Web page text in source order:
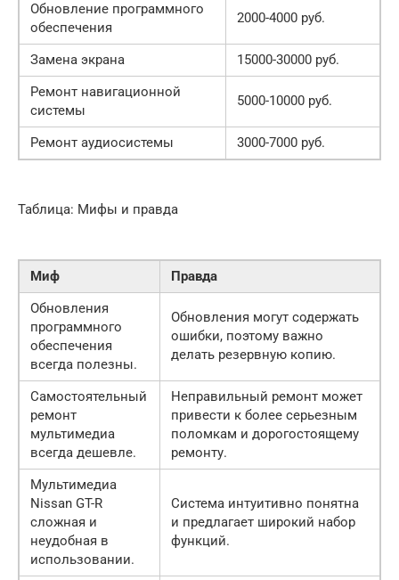
Обновление программного
обеспечения
2000-4000 руб.
Замена экрана
15000-30000 руб.
Ремонт навигационной
системы
5000-10000 руб.
Ремонт аудиосистемы 3000-7000 руб.
Таблица: Мифы и правда
Миф
Правда
Обновления
программного
обеспечения
всегда полезны.
Обновления могут содержать
ошибки, поэтому важно
делать резервную копию.
Самостоятельный
ремонт
мультимедиа
всегда дешевле.
Неправильный ремонт может
привести к более серьезным
поломкам и дорогостоящему
ремонту.
Мультимедиа
Nissan GT-R
сложная и
неудобная в
использовании.
Система интуитивно понятна
и предлагает широкий набор
функций.